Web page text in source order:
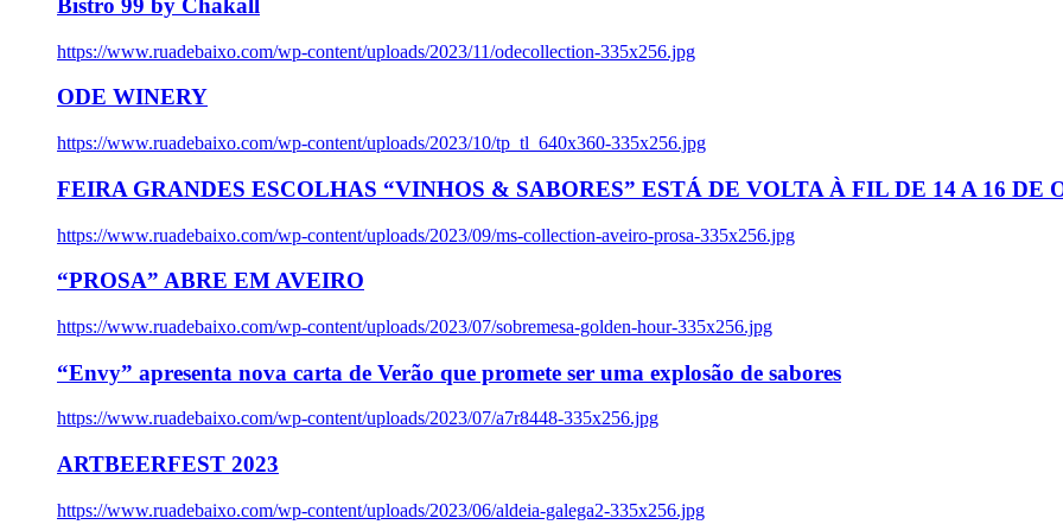
Bistro 99 by Chakall
https://www.ruadebaixo.com/wp-content/uploads/2023/11/odecollection-335x256.jpg
ODE WINERY
https://www.ruadebaixo.com/wp-content/uploads/2023/10/tp_tl_640x360-335x256.jpg
FEIRA GRANDES ESCOLHAS “VINHOS & SABORES” ESTÁ DE VOLTA À FIL DE 14 A 16 DE
https://www.ruadebaixo.com/wp-content/uploads/2023/09/ms-collection-aveiro-prosa-335x256.jpg
“PROSA” ABRE EM AVEIRO
https://www.ruadebaixo.com/wp-content/uploads/2023/07/sobremesa-golden-hour-335x256.jpg
“Envy” apresenta nova carta de Verão que promete ser uma explosão de sabores
https://www.ruadebaixo.com/wp-content/uploads/2023/07/a7r8448-335x256.jpg
ARTBEERFEST 2023
https://www.ruadebaixo.com/wp-content/uploads/2023/06/aldeia-galega2-335x256.jpg